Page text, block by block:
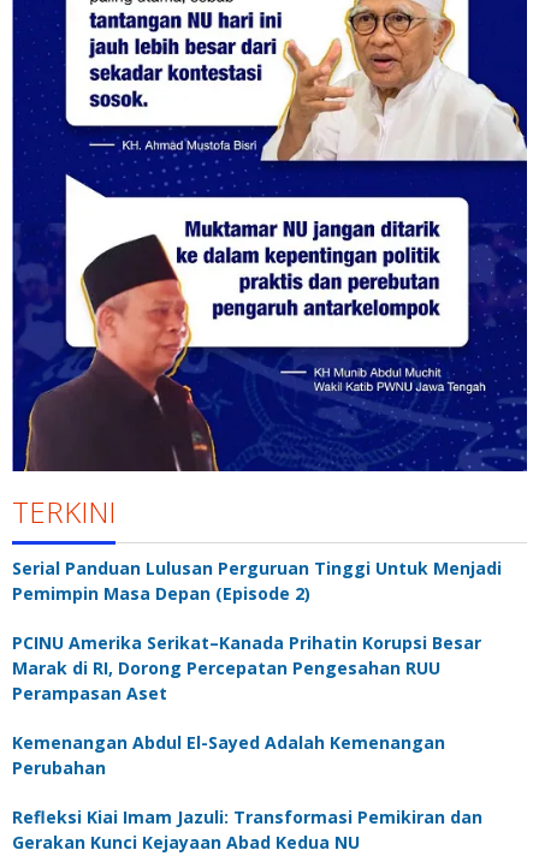
TERKINI
Serial Panduan Lulusan Perguruan Tinggi Untuk Menjadi
Pemimpin Masa Depan (Episode 2)
PCINU Amerika Serikat–Kanada Prihatin Korupsi Besar
Marak di RI, Dorong Percepatan Pengesahan RUU
Perampasan Aset
Kemenangan Abdul El-Sayed Adalah Kemenangan
Perubahan
Refleksi Kiai Imam Jazuli: Transformasi Pemikiran dan
Gerakan Kunci Kejayaan Abad Kedua NU